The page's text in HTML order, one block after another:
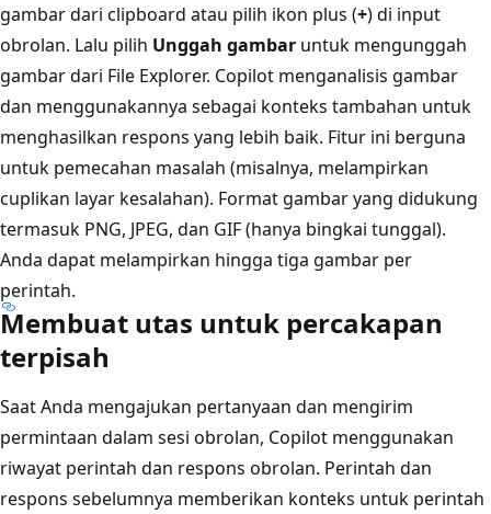
gambar dari clipboard atau pilih ikon plus (+) di input
obrolan. Lalu pilih Unggah gambar untuk mengunggah
gambar dari File Explorer. Copilot menganalisis gambar
dan menggunakannya sebagai konteks tambahan untuk
menghasilkan respons yang lebih baik. Fitur ini berguna
untuk pemecahan masalah (misalnya, melampirkan
cuplikan layar kesalahan). Format gambar yang didukung
termasuk PNG, JPEG, dan GIF (hanya bingkai tunggal).
Anda dapat melampirkan hingga tiga gambar per
perintah.
Membuat utas untuk percakapan
terpisah
Saat Anda mengajukan pertanyaan dan mengirim
permintaan dalam sesi obrolan, Copilot menggunakan
riwayat perintah dan respons obrolan. Perintah dan
respons sebelumnya memberikan konteks untuk perintah